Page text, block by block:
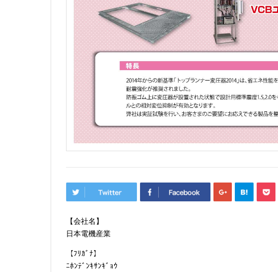
【会社名】
日本電機産業
【ﾌﾘｶﾞﾅ】
ﾆﾎﾝﾃﾞﾝｷｻﾝｷﾞｮｳ